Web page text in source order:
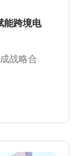
能跨境电
战略合